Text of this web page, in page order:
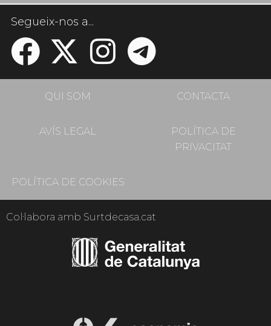
Segueix-nos a...
QUI SOM CONTACTA
AVÍS LEGAL
POLÍTICA DE
PRIVACITAT
POLÍTICA DE COOKIES
Col·labora amb Surtdecasa.cat